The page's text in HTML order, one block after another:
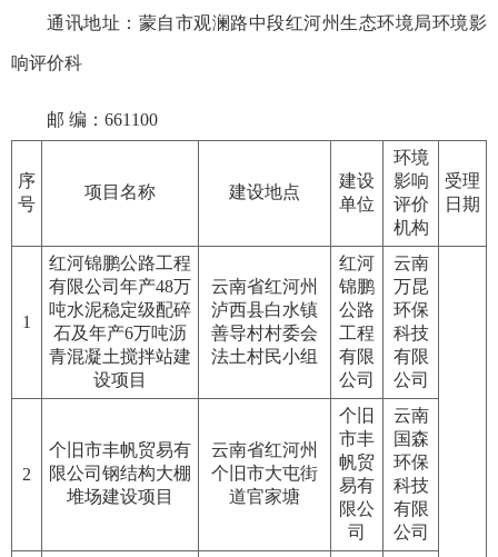
通讯地址：蒙自市观澜路中段红河州生态环境局环境影
响评价科
邮 编：661100
序
号
项目名称 建设地点
建设
单位
环境
影响
评价
机构
受理
日期
1
红河锦鹏公路工程
有限公司年产48万
吨水泥稳定级配碎
石及年产6万吨沥
青混凝土搅拌站建
设项目
云南省红河州
泸西县白水镇
善导村村委会
法土村民小组
红河
锦鹏
公路
工程
有限
公司
云南
万昆
环保
科技
有限
公司
2
个旧市丰帆贸易有
限公司钢结构大棚
堆场建设项目
云南省红河州
个旧市大屯街
道官家塘
个旧
市丰
帆贸
易有
限公
司
云南
国森
环保
科技
有限
公司